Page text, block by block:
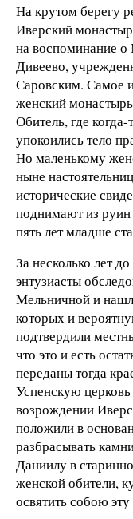
На крутом берегу
Иверский
на воспоминание
Дивеево,
Саровским. Самое
женский
Обитель, где
упокоились тело
Но маленькому
ныне
исторические
поднимают из руин
пять лет младше
За несколько лет
энтузиасты
Мельничной и
которых и
подтвердили
что это и есть
переданы тогда
Успенскую
возрождении
положили в
разбрасывать
Даниилу в
женской обители,
освятить собою